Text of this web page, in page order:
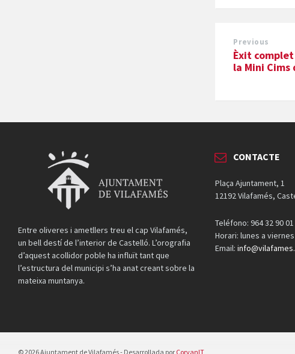
Previous
Èxit
la Mini
Entre oliveres i ametllers treu el cap Vilafamés,
un bell destí de l’interior de Castelló. L’orografia
d’aquest acollidor poble ha influït tant que
l’estructura del municipi s’ha anat creant sobre la
mateixa muntanya.
CONTACTE
Plaça Ajuntament, 1
12192 Vilafamés,
Teléfono: 964 32 90 01
Horari: lunes a
Email:
© 2026 Ajuntament de Vilafamés - Desarrollada por CorvanIT